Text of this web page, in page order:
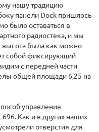
нашу традицию
панели Dock пришлось
было оставаться в
радиостека, и мы
высота была как можно
собой фиксирующий
с передней части
общей площади 6,25 на
управления
Как и в других наших
отверстия для